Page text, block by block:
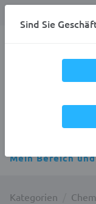
Mein Bereich
Kategorien
Sind Sie